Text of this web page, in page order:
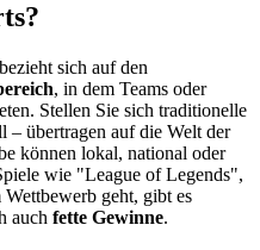
sich auf den
, in dem Teams oder
Stellen Sie sich traditionelle
– übertragen auf die Welt der
können lokal, national oder
wie "League of Legends",
geht, gibt es
auch fette Gewinne.